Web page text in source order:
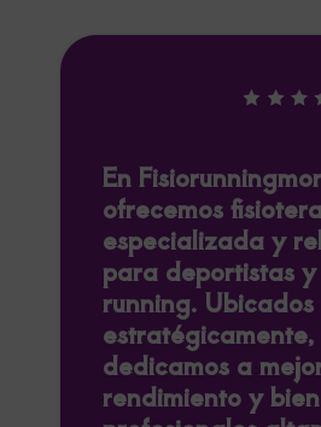
En
ofrecemos
especializada y
para deportistas
running. Ubicados
estratégicamente,
dedicamos a
rendimiento y